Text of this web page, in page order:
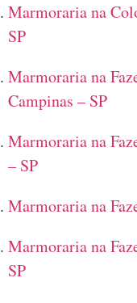
Marmoraria na
SP
Marmoraria na
Campinas – SP
Marmoraria na
– SP
Marmoraria na
Marmoraria na
SP